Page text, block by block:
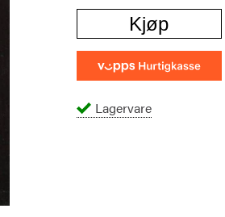
Kjøp
Lagervare